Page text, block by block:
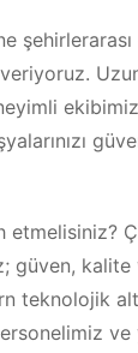
etmelisiniz?
güven,
teknolojik
ve